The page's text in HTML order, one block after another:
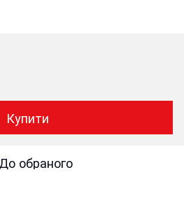
Купити
До обраного